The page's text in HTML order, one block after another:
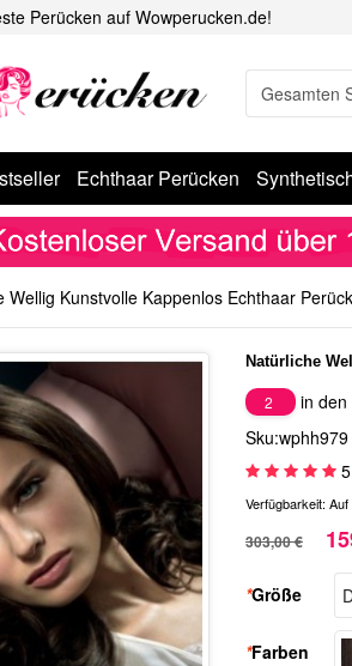
Perücken auf Wowperucken.de!
Echthaar Perücken
Wellig Kunstvolle Kappenlos Echthaar
Natürliche
2
in den
Sku:wphh979
5
Verfügbarkeit: Auf
303,00 €
*Größe
*Farben